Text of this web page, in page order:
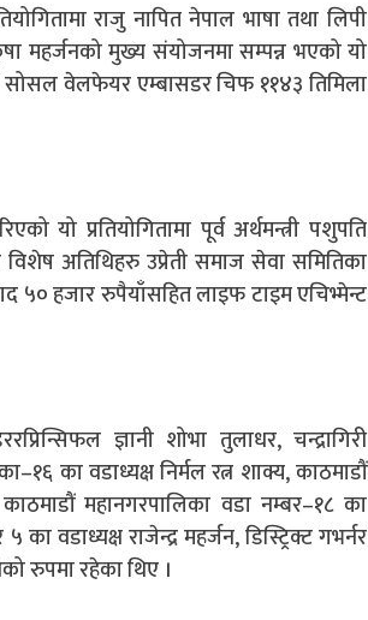
राजु नापित नेपाल भाषा तथा लिपी
महर्जनको मुख्य संयोजनमा सम्पन्न भएको यो
सोसल वेलफेयर एम्बासडर चिफ ११४३ तिमिला
यो प्रतियोगितामा पूर्व अर्थमन्त्री पशुपति
अतिथिहरु उप्रेती समाज सेवा समितिका
५० हजार रुपैयाँसहित लाइफ टाइम एचिभ्मेन्ट
ज्ञानी शोभा तुलाधर, चन्द्रागिरी
का वडाध्यक्ष निर्मल रत्न शाक्य, काठमाडौं
महानगरपालिका वडा नम्बर–१८ का
वडाध्यक्ष राजेन्द्र महर्जन, डिस्ट्रिक्ट गभर्नर
रुपमा रहेका थिए ।